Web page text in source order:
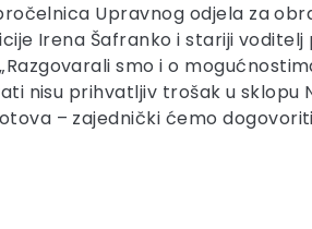
Upravnog odjela za
Irena Šafranko i stariji
smo i o
nisu prihvatljiv trošak u
– zajednički ćemo